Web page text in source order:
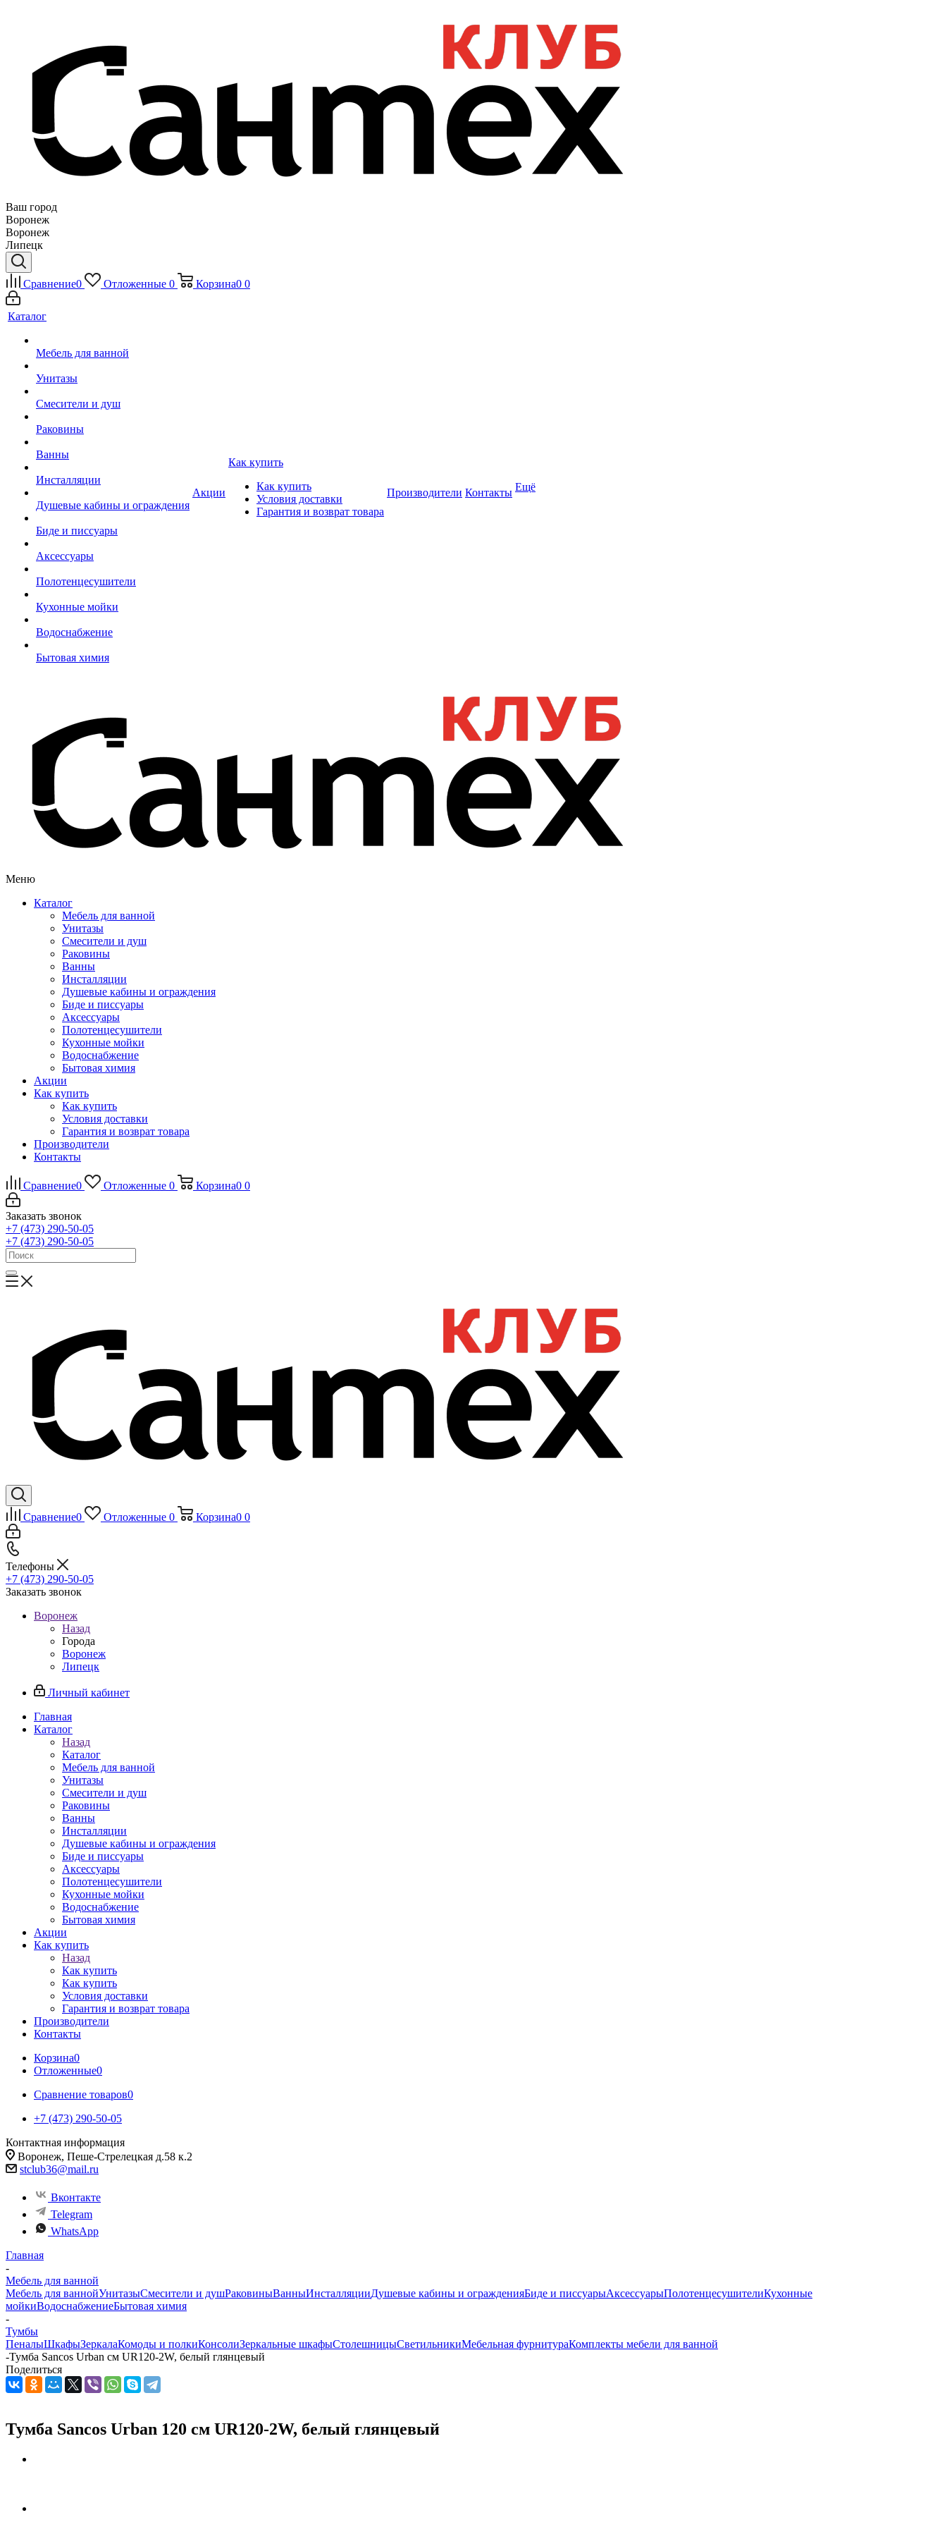
Ваш город
Воронеж
Воронеж
Липецк
Сравнение0 Отложенные 0 Корзина0 0
Каталог
Мебель для ванной
Унитазы
Смесители и душ
Раковины
Ванны
Инсталляции
Душевые кабины и ограждения
Биде и писсуары
Аксессуары
Полотенцесушители
Кухонные мойки
Водоснабжение
Бытовая химия
Акции
Как купить
Как купить
Условия доставки
Гарантия и возврат товара
Производители Контакты Ещё
Меню
Каталог
Мебель для ванной
Унитазы
Смесители и душ
Раковины
Ванны
Инсталляции
Душевые кабины и ограждения
Биде и писсуары
Аксессуары
Полотенцесушители
Кухонные мойки
Водоснабжение
Бытовая химия
Акции
Как купить
Как купить
Условия доставки
Гарантия и возврат товара
Производители
Контакты
Сравнение0 Отложенные 0 Корзина0 0
Заказать звонок
+7 (473) 290-50-05
+7 (473) 290-50-05
Сравнение0 Отложенные 0 Корзина0 0
Телефоны
+7 (473) 290-50-05
Заказать звонок
Воронеж
Назад
Города
Воронеж
Липецк
Личный кабинет
Главная
Каталог
Назад
Каталог
Мебель для ванной
Унитазы
Смесители и душ
Раковины
Ванны
Инсталляции
Душевые кабины и ограждения
Биде и писсуары
Аксессуары
Полотенцесушители
Кухонные мойки
Водоснабжение
Бытовая химия
Акции
Как купить
Назад
Как купить
Как купить
Условия доставки
Гарантия и возврат товара
Производители
Контакты
Корзина0
Отложенные0
Сравнение товаров0
+7 (473) 290-50-05
Контактная информация
Воронеж, Пеше-Стрелецкая д.58 к.2
stclub36@mail.ru
Вконтакте
Telegram
WhatsApp
Главная
-
Мебель для ванной
Мебель для ваннойУнитазыСмесители и душРаковиныВанныИнсталляцииДушевые кабины и огражденияБиде и писсуарыАксессуарыПолотенцесушителиКухонные
мойкиВодоснабжениеБытовая химия
-
Тумбы
ПеналыШкафыЗеркалаКомоды и полкиКонсолиЗеркальные шкафыСтолешницыСветильникиМебельная фурнитураКомплекты мебели для ванной
-Тумба Sancos Urban см UR120-2W, белый глянцевый
Поделиться
Тумба Sancos Urban 120 см UR120-2W, белый глянцевый